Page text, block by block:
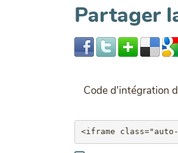
Partager
Code d'intégration